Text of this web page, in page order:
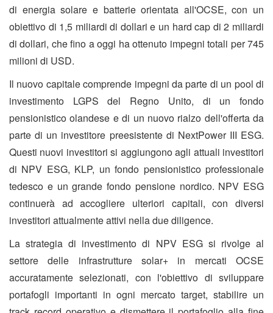
di energia solare e batterie orientata all'OCSE, con un
obiettivo di 1,5 miliardi di dollari e un hard cap di 2 miliardi
di dollari, che fino a oggi ha ottenuto impegni totali per 745
milioni di USD.
Il nuovo capitale comprende impegni da parte di un pool di
investimento LGPS del Regno Unito, di un fondo
pensionistico olandese e di un nuovo rialzo dell'offerta da
parte di un investitore preesistente di NextPower III ESG.
Questi nuovi investitori si aggiungono agli attuali investitori
di NPV ESG, KLP, un fondo pensionistico professionale
tedesco e un grande fondo pensione nordico. NPV ESG
continuerà ad accogliere ulteriori capitali, con diversi
investitori attualmente attivi nella due diligence.
La strategia di investimento di NPV ESG si rivolge al
settore delle infrastrutture solar+ in mercati OCSE
accuratamente selezionati, con l'obiettivo di sviluppare
portafogli importanti in ogni mercato target, stabilire un